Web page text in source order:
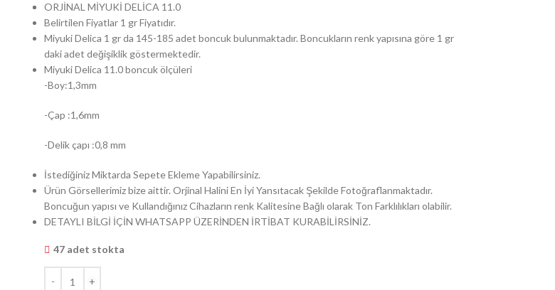
ORJİNAL MİYUKİ DELİCA 11.0
Belirtilen Fiyatlar 1 gr Fiyatıdır.
Miyuki Delica 1 gr da 145-185 adet boncuk bulunmaktadır. Boncukların renk yapısına göre 1 gr
daki adet değişiklik göstermektedir.
Miyuki Delica 11.0 boncuk ölçüleri
-Boy:1,3mm
-Çap :1,6mm
-Delik çapı :0,8 mm
İstediğiniz Miktarda Sepete Ekleme Yapabilirsiniz.
Ürün Görsellerimiz bize aittir. Orjinal Halini En İyi Yansıtacak Şekilde Fotoğraflanmaktadır.
Boncuğun yapısı ve Kullandığınız Cihazların renk Kalitesine Bağlı olarak Ton Farklılıkları olabilir.
DETAYLI BİLGİ İÇİN WHATSAPP ÜZERİNDEN İRTİBAT KURABİLİRSİNİZ.
47 adet stokta